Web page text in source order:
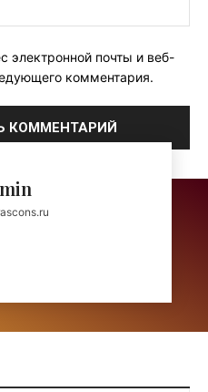
электронной почты и веб-
комментария.